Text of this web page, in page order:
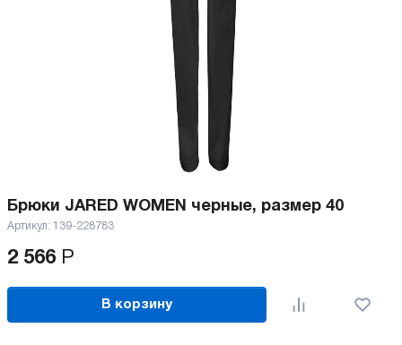
Брюки JARED WOMEN черные, размер 40
Артикул: 139-228783
2 566 Р
В корзину